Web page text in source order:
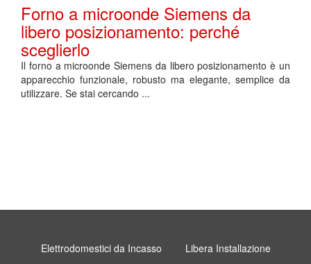
Forno a microonde Siemens da
libero posizionamento: perché
sceglierlo
Il forno a microonde Siemens da libero posizionamento è un
apparecchio funzionale, robusto ma elegante, semplice da
utilizzare. Se stai cercando ...
Elettrodomestici da Incasso
Libera Installazione